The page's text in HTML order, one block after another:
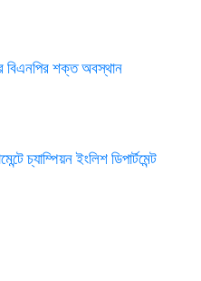
বিএনপির শক্ত অবস্থান
চ্যাম্পিয়ন ইংলিশ ডিপার্টমেন্ট